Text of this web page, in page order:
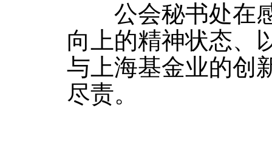
公会秘书处在感
向上的精神状态、
与上海基金业的创
尽责。